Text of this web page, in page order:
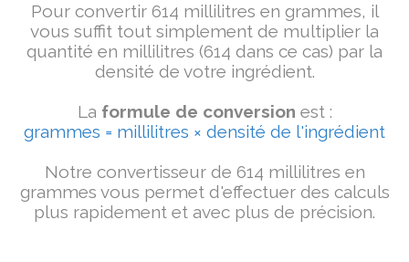
Pour convertir 614 millilitres en grammes, il
vous suffit tout simplement de multiplier la
quantité en millilitres (614 dans ce cas) par la
densité de votre ingrédient.
La formule de conversion est :
grammes = millilitres × densité de l'ingrédient
Notre convertisseur de 614 millilitres en
grammes vous permet d'effectuer des calculs
plus rapidement et avec plus de précision.